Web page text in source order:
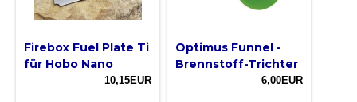
Firebox Fuel Plate Ti
für Hobo Nano
10,15EUR
Optimus Funnel -
Brennstoff-Trichter
6,00EUR